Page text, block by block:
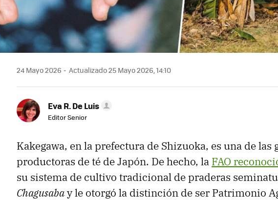
24 Mayo 2026 Actualizado 25 Mayo 2026, 14:10
Eva R. De Luis
Editor Senior
Kakegawa, en la prefectura de Shizuoka, es una de las
productoras de té de Japón. De hecho, la FAO
su sistema de cultivo tradicional de praderas
Chagusabay le otorgó la distinción de ser Patrimonio